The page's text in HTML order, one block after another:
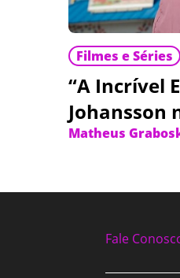
Filmes e Séries
“A Incrível
Johansson
Matheus
Fale